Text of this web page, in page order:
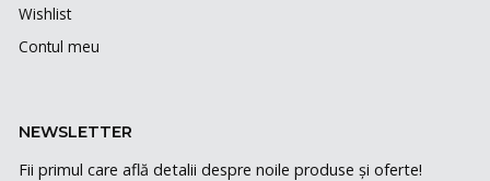
Wishlist
Contul meu
NEWSLETTER
Fii primul care află detalii despre noile produse și oferte!